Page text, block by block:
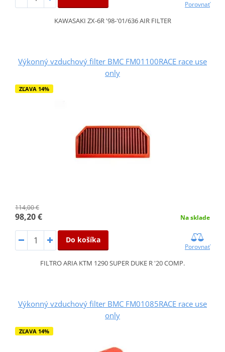
Porovnať
KAWASAKI ZX-6R '98-'01/636 AIR FILTER
Výkonný vzduchový filter BMC FM01100RACE race use
only
ZĽAVA 14%
114,00 €
98,20 € Na sklade
Do košíka
Porovnať
FILTRO ARIA KTM 1290 SUPER DUKE R '20 COMP.
Výkonný vzduchový filter BMC FM01085RACE race use
only
ZĽAVA 14%